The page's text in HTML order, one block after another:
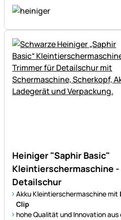
Heiniger "Saphir Basic"
Kleintierschermaschine
Detailschur
Akku Kleintierschermaschine mit
Clip
hohe Qualität und Innovation